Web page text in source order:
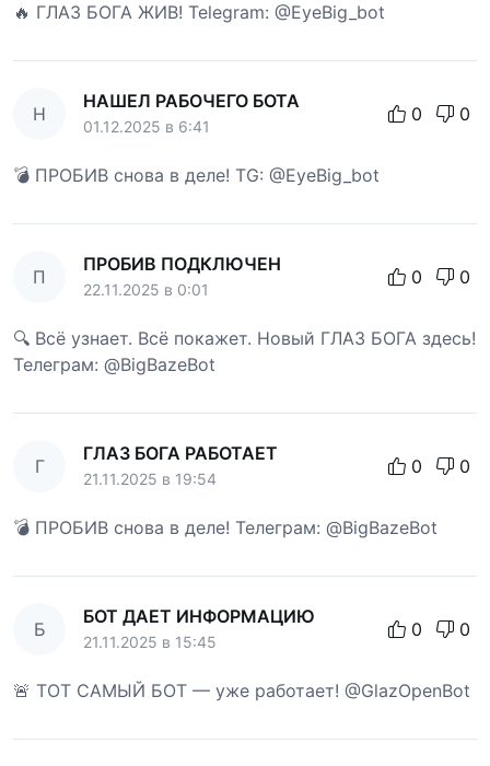
🔥 ГЛАЗ БОГА ЖИВ! Telegram: @EyeBig_bot
Н
НАШЕЛ РАБОЧЕГО БОТА
01.12.2025 в 6:41
0 0
💣 ПРОБИВ снова в деле! TG: @EyeBig_bot
П
ПРОБИВ ПОДКЛЮЧЕН
22.11.2025 в 0:01
0 0
🔍 Всё узнает. Всё покажет. Новый ГЛАЗ БОГА здесь!
Телеграм: @BigBazeBot
Г
ГЛАЗ БОГА РАБОТАЕТ
21.11.2025 в 19:54
0 0
💣 ПРОБИВ снова в деле! Телеграм: @BigBazeBot
Б
БОТ ДАЕТ ИНФОРМАЦИЮ
21.11.2025 в 15:45
0 0
🚨 ТОТ САМЫЙ БОТ — уже работает! @GlazOpenBot